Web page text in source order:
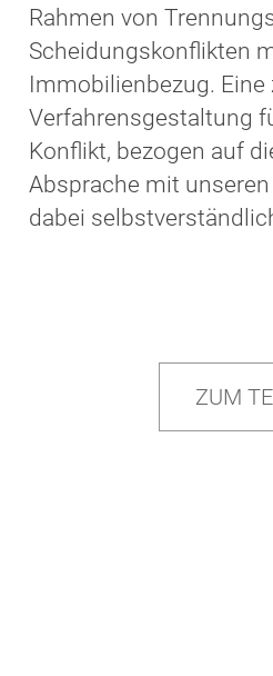
Rahmen von
Scheidungskonflikten
Immobilienbezug. Eine
Verfahrensgestaltung
Konflikt, bezogen auf
Absprache mit
dabei
ZUM